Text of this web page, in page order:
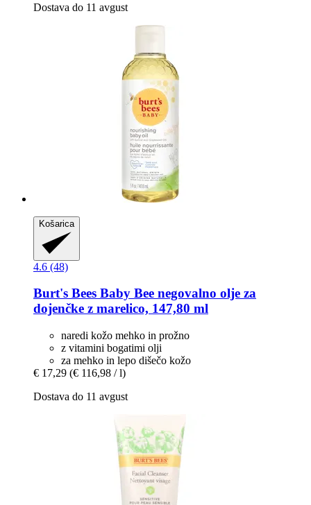
Dostava do 11 avgust
Košarica
4.6 (48)
Burt's Bees Baby Bee negovalno olje za
dojenčke z marelico, 147,80 ml
naredi kožo mehko in prožno
z vitamini bogatimi olji
za mehko in lepo dišečo kožo
€ 17,29 (€ 116,98 / l)
Dostava do 11 avgust